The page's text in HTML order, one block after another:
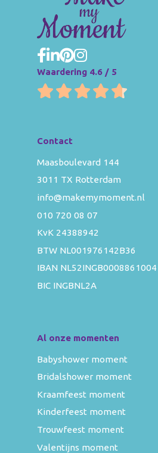
Waardering 4.6 / 5
Contact
Maasboulevard 144
3011 TX Rotterdam
info@makemymoment.nl
010 720 08 07
KvK 24388942
BTW NL001976142B36
IBAN NL52INGB0008861004
BIC INGBNL2A
Al onze momenten
Babyshower moment
Bridalshower moment
Kraamfeest moment
Kinderfeest moment
Trouwfeest moment
Valentijns moment